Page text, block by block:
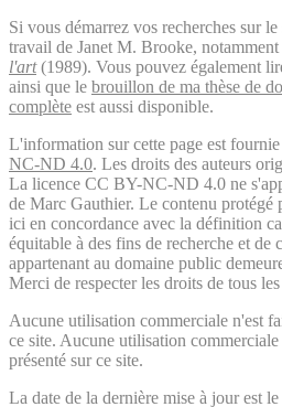
Si vous démarrez vos recherches sur
travail de Janet M. Brooke,
l'art(1989). Vous pouvez également
ainsi que le brouillon de ma thèse de
complète est aussi disponible.
L'information sur cette page est
NC-ND 4.0. Les droits des auteurs
La licence CC BY-NC-ND 4.0 ne
de Marc Gauthier. Le contenu protégé
ici en concordance avec la définition
équitable à des fins de recherche et de
appartenant au domaine public
Merci de respecter les droits de tous les
Aucune utilisation commerciale n'est
ce site. Aucune utilisation
présenté sur ce site.
La date de la dernière mise à jour est